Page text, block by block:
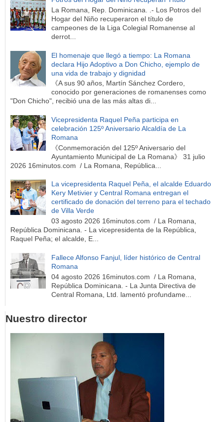
La Romana, Rep. Dominicana. .- Los Potros del
Hogar del Niño recuperaron el título de
campeones de la Liga Colegial Romanense al
derrot...
El homenaje que llegó a tiempo: La Romana
declara Hijo Adoptivo a Don Chicho, ejemplo de
una vida de trabajo y dignidad
《A sus 90 años, Martín Sánchez Cordero,
conocido por generaciones de romanenses como
"Don Chicho", recibió una de las más altas di...
Vicepresidenta Raquel Peña participa en
celebración 125º Aniversario Alcaldía de La
Romana
《Conmemoración del 125º Aniversario del
Ayuntamiento Municipal de La Romana》 31 julio
2026 16minutos.com / La Romana, República...
La vicepresidenta Raquel Peña, el alcalde Eduardo
Kery Metivier y Central Romana entregan el
certificado de donación del terreno para el techado
de Villa Verde
03 agosto 2026 16minutos.com / La Romana,
República Dominicana. - La vicepresidenta de la República,
Raquel Peña; el alcalde, E...
Fallece Alfonso Fanjul, líder histórico de Central
Romana
04 agosto 2026 16minutos.com / La Romana,
República Dominicana. - La Junta Directiva de
Central Romana, Ltd. lamentó profundame...
Nuestro director